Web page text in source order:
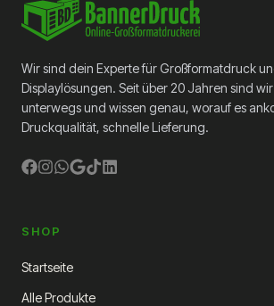
Wir sind dein Experte für Großformatdruck
Displaylösungen. Seit über 20 Jahren sind
unterwegs und wissen genau, worauf es
Druckqualität, schnelle Lieferung.
SHOP
Startseite
Alle Produkte